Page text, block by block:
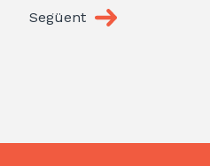
Següent